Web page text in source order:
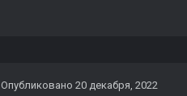
Опубликовано 20 декабря, 2022